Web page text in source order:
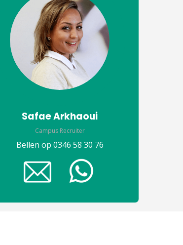
Safae Arkhaoui
Campus Recruiter
Bellen op 0346 58 30 76